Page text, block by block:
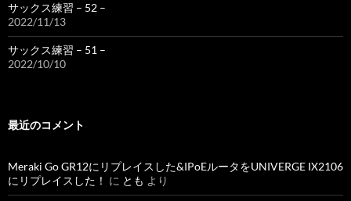
サックス練習 – 52 –
2022/11/13
サックス練習 – 51 –
2022/10/10
最近のコメント
Meraki Go GR12にリプレイスした&IPoEルータをUNIVERGE IX2106
にリプレイスした！ に とも より